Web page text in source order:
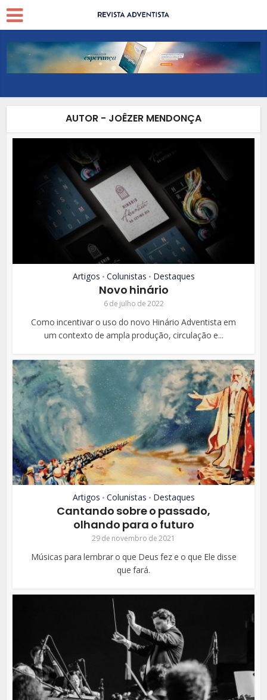
AUTOR - JOÊZER MENDONÇA
Artigos • Colunistas • Destaques
Novo hinário
6 de julho de 2022
Como incentivar o uso do novo Hinário Adventista em
um contexto de ampla produção, circulação e...
Artigos • Colunistas • Destaques
Cantando sobre o passado,
olhando para o futuro
29 de novembro de 2021
Músicas para lembrar o que Deus fez e o que Ele disse
que fará.